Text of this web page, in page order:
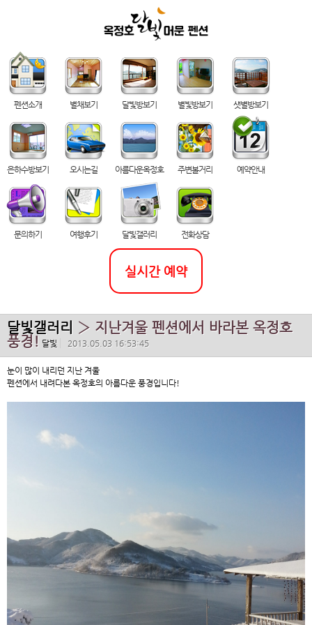
펜션소개 별채보기 달빛방보기 별빛방보기 샛별방보기
은하수방보기 오시는길 아름다운옥정호 주변볼거리 예약안내
문의하기 여행후기 달빛갤러리 전화상담
실시간 예약
달빛갤러리 › 지난겨울 펜션에서 바라본 옥정호
풍경! 달빛 2013.05.03 16:53:45
눈이 많이 내리던 지난 겨울
펜션에서 내려다본 옥정호의 아름다운 풍경입니다!